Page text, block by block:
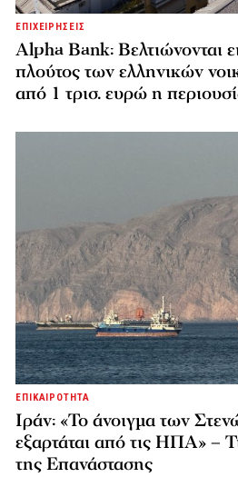
ΕΠΙΧΕΙΡΗΣΕΙΣ
Alpha Bank: Βελτιώνονται
πλούτος των ελληνικών
από 1 τρισ. ευρώ η
ΕΠΙΚΑΙΡΟΤΗΤΑ
Ιράν: «Το άνοιγμα των
εξαρτάται από τις ΗΠΑ» –
της Επανάστασης